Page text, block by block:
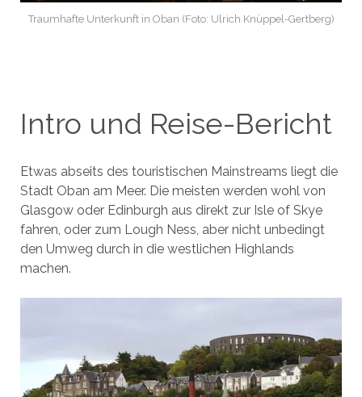
Traumhafte Unterkunft in Oban (Foto: Ulrich Knüppel-Gertberg)
Intro und Reise-Bericht
Etwas abseits des touristischen Mainstreams liegt die
Stadt Oban am Meer. Die meisten werden wohl von
Glasgow oder Edinburgh aus direkt zur Isle of Skye
fahren, oder zum Lough Ness, aber nicht unbedingt
den Umweg durch in die westlichen Highlands
machen.